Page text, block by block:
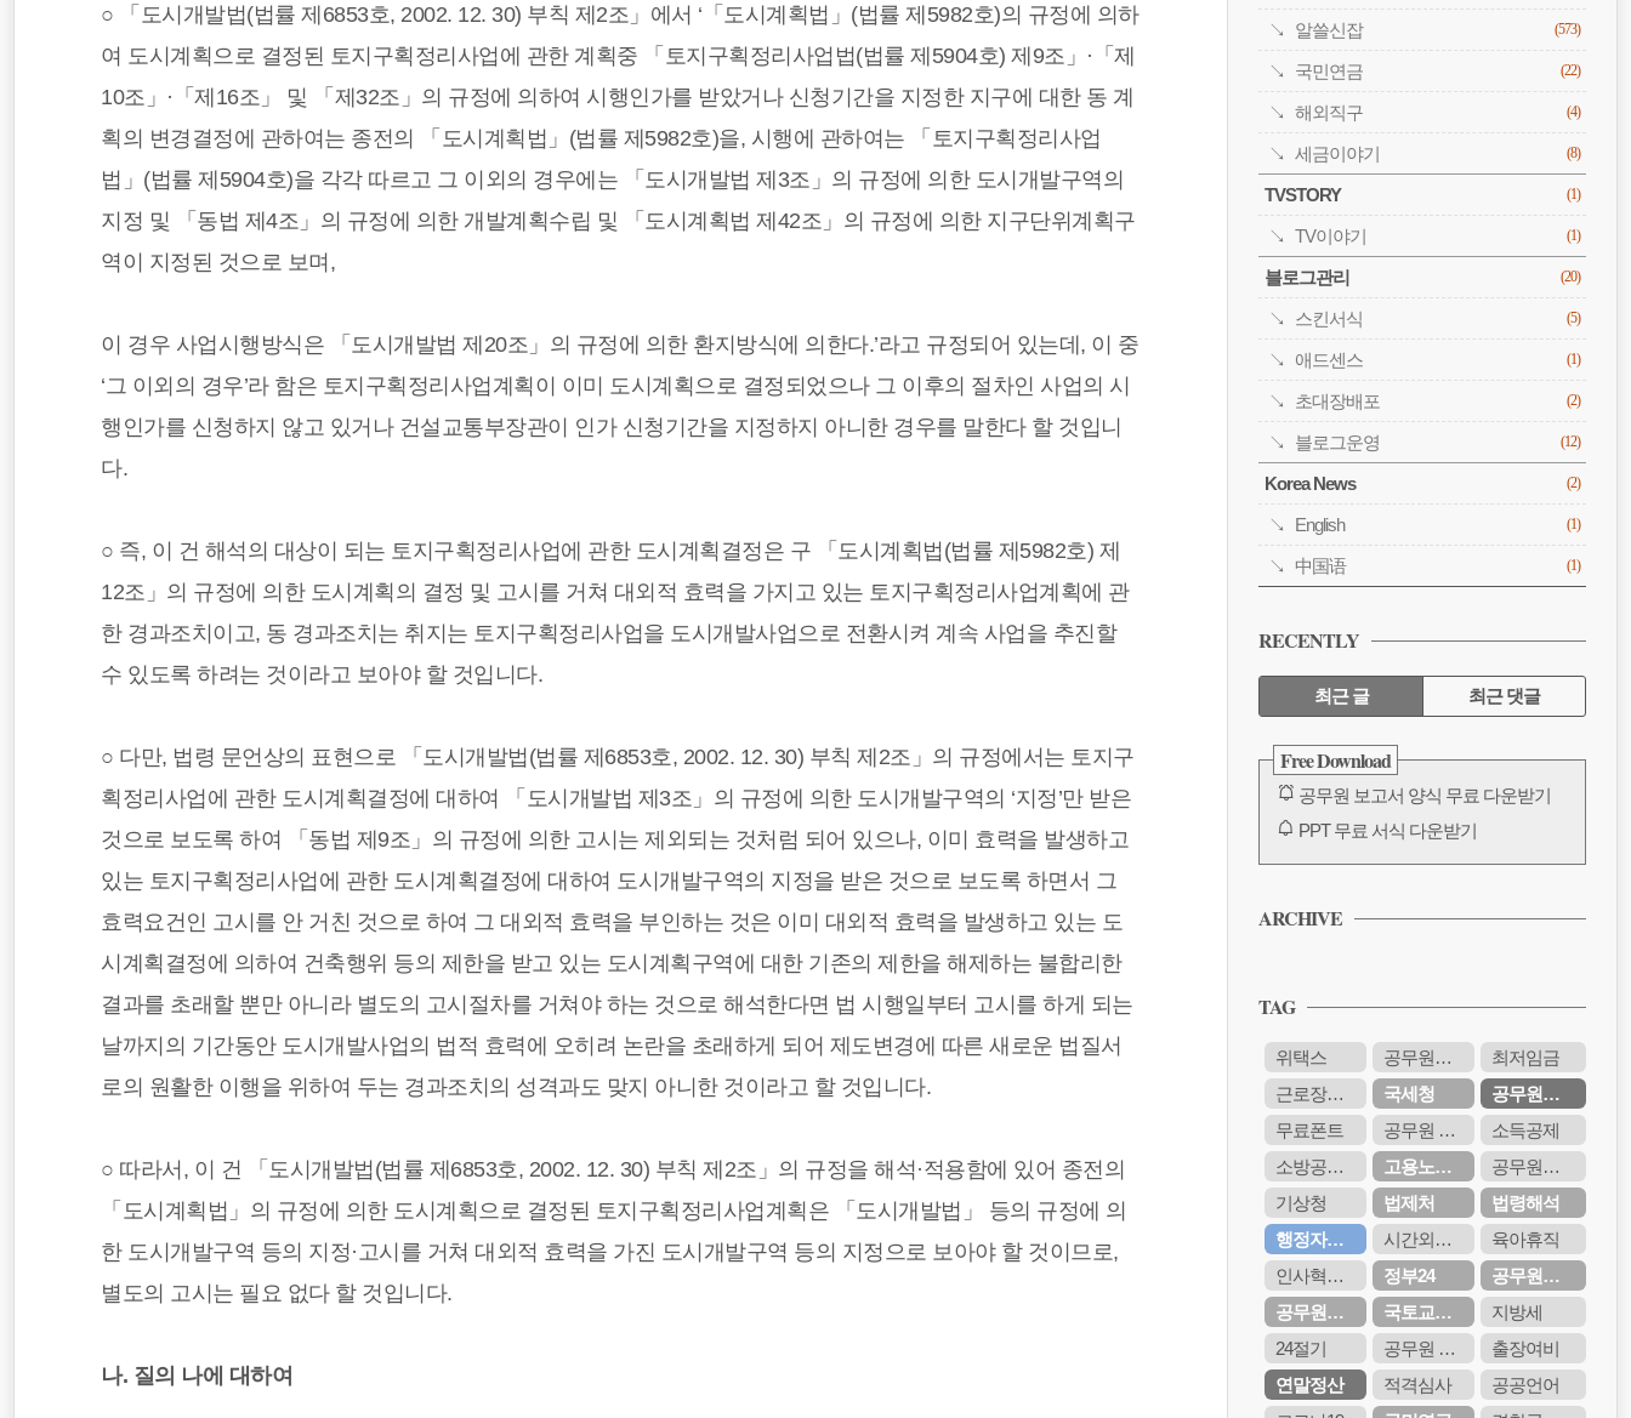
○ 「도시개발법(법률 제6853호, 2002. 12. 30) 부칙 제2조」에서 ‘「도시계획법」(법률 제5982호)의 규정에 의하
여 도시계획으로 결정된 토지구획정리사업에 관한 계획중 「토지구획정리사업법(법률 제5904호) 제9조」·「제
10조」·「제16조」 및 「제32조」의 규정에 의하여 시행인가를 받았거나 신청기간을 지정한 지구에 대한 동 계
획의 변경결정에 관하여는 종전의 「도시계획법」(법률 제5982호)을, 시행에 관하여는 「토지구획정리사업
법」(법률 제5904호)을 각각 따르고 그 이외의 경우에는 「도시개발법 제3조」의 규정에 의한 도시개발구역의
지정 및 「동법 제4조」의 규정에 의한 개발계획수립 및 「도시계획법 제42조」의 규정에 의한 지구단위계획구
역이 지정된 것으로 보며,
이 경우 사업시행방식은 「도시개발법 제20조」의 규정에 의한 환지방식에 의한다.’라고 규정되어 있는데, 이 중
‘그 이외의 경우’라 함은 토지구획정리사업계획이 이미 도시계획으로 결정되었으나 그 이후의 절차인 사업의 시
행인가를 신청하지 않고 있거나 건설교통부장관이 인가 신청기간을 지정하지 아니한 경우를 말한다 할 것입니
다.
○ 즉, 이 건 해석의 대상이 되는 토지구획정리사업에 관한 도시계획결정은 구 「도시계획법(법률 제5982호) 제
12조」의 규정에 의한 도시계획의 결정 및 고시를 거쳐 대외적 효력을 가지고 있는 토지구획정리사업계획에 관
한 경과조치이고, 동 경과조치는 취지는 토지구획정리사업을 도시개발사업으로 전환시켜 계속 사업을 추진할
수 있도록 하려는 것이라고 보아야 할 것입니다.
○ 다만, 법령 문언상의 표현으로 「도시개발법(법률 제6853호, 2002. 12. 30) 부칙 제2조」의 규정에서는 토지구
획정리사업에 관한 도시계획결정에 대하여 「도시개발법 제3조」의 규정에 의한 도시개발구역의 ‘지정’만 받은
것으로 보도록 하여 「동법 제9조」의 규정에 의한 고시는 제외되는 것처럼 되어 있으나, 이미 효력을 발생하고
있는 토지구획정리사업에 관한 도시계획결정에 대하여 도시개발구역의 지정을 받은 것으로 보도록 하면서 그
효력요건인 고시를 안 거친 것으로 하여 그 대외적 효력을 부인하는 것은 이미 대외적 효력을 발생하고 있는 도
시계획결정에 의하여 건축행위 등의 제한을 받고 있는 도시계획구역에 대한 기존의 제한을 해제하는 불합리한
결과를 초래할 뿐만 아니라 별도의 고시절차를 거쳐야 하는 것으로 해석한다면 법 시행일부터 고시를 하게 되는
날까지의 기간동안 도시개발사업의 법적 효력에 오히려 논란을 초래하게 되어 제도변경에 따른 새로운 법질서
로의 원활한 이행을 위하여 두는 경과조치의 성격과도 맞지 아니한 것이라고 할 것입니다.
○ 따라서, 이 건 「도시개발법(법률 제6853호, 2002. 12. 30) 부칙 제2조」의 규정을 해석·적용함에 있어 종전의
「도시계획법」의 규정에 의한 도시계획으로 결정된 토지구획정리사업계획은 「도시개발법」 등의 규정에 의
한 도시개발구역 등의 지정·고시를 거쳐 대외적 효력을 가진 도시개발구역 등의 지정으로 보아야 할 것이므로,
별도의 고시는 필요 없다 할 것입니다.
나. 질의 나에 대하여
알쓸신잡 (573)
국민연금 (22)
해외직구 (4)
세금이야기 (8)
TVSTORY (1)
TV이야기 (1)
블로그관리 (20)
스킨서식 (5)
애드센스 (1)
초대장배포 (2)
블로그운영 (12)
Korea News (2)
English (1)
中国语 (1)
RECENTLY
최근 글 최근 댓글
최
근 Free Download
공무원 보고서 양식 무료 다운받기
PPT 무료 서식 다운받기
공무원 보고서 양식 무료 다운받기
공무원 보고서 양식 무료 다운받기
PPT 무료 서식 다운받기
공무원 보고서 양식 무료 다운받기
PPT 무료 서식 다운받기
ARCHIVE
TAG
위택스 공무원연금관리공단
최저임금
근로장려금
국세청
공무원연금
무료폰트
공무원 봉급표
소득공제
소방공무원
고용노동부
공무원시험
기상청
법제처
법령해석
행정자치부
시간외근무수당
육아휴직
인사혁신처
정부24
공무원연금공단
공무원수당
국토교통부
지방세
24절기
공무원 봉급
출장여비
연말정산
적격심사
공공언어